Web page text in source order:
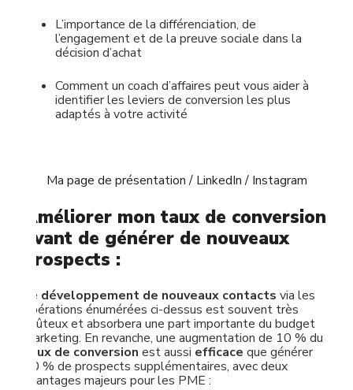
L’importance de la différenciation, de
l’engagement et de la preuve sociale dans la
décision d’achat
Comment un coach d’affaires peut vous aider à
identifier les leviers de conversion les plus
adaptés à votre activité
Ma page de présentation / LinkedIn / Instagram
Améliorer mon taux de conversion
avant de générer de nouveaux
prospects :
Le développement de nouveaux contacts via les
opérations énumérées ci-dessus est souvent très
coûteux et absorbera une part importante du budget
marketing. En revanche, une augmentation de 10 % du
taux de conversion est aussi efficace que générer
10 % de prospects supplémentaires, avec deux
avantages majeurs pour les PME :